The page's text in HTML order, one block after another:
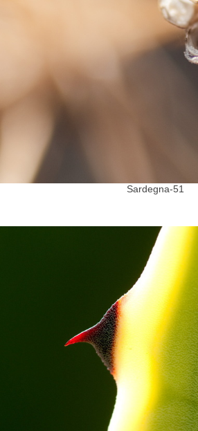
Sardegna-51